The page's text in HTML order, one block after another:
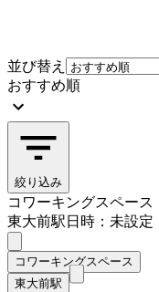
並び替え
おすすめ順
絞り込み
コワーキングスペース
東大前駅日時：未設定
コワーキングスペース
東大前駅